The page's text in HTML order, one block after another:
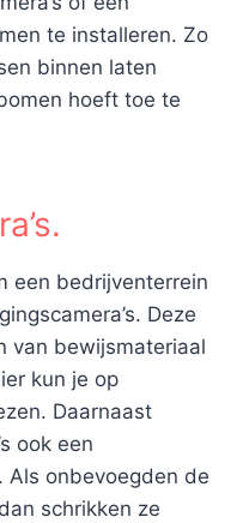
te installeren. Zo
binnen laten
hoeft toe te
een bedrijventerrein
Deze
van bewijsmateriaal
kun je op
Daarnaast
ook een
Als onbevoegden de
schrikken ze